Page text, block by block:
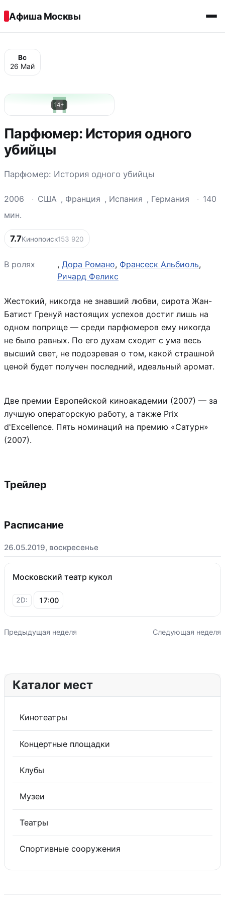
Афиша Москвы
Вс
26 Май
П
14+
Парфюмер: История одного
убийцы
Парфюмер: История одного убийцы
2006 · США , Франция , Испания , Германия · 140
мин.
7.7Кинопоиск153 920
В ролях , Дора Романо, Франсеск Альбиоль,
Ричард Феликс
Жестокий, никогда не знавший любви, сирота Жан-
Батист Гренуй настоящих успехов достиг лишь на
одном поприще — среди парфюмеров ему никогда
не было равных. По его духам сходит с ума весь
высший свет, не подозревая о том, какой страшной
ценой будет получен последний, идеальный аромат.
Две премии Европейской киноакадемии (2007) — за
лучшую операторскую работу, а также Prix
d'Excellence. Пять номинаций на премию «Сатурн»
(2007).
Трейлер
Расписание
26.05.2019, воскресенье
Московский театр кукол
2D: 17:00
Предыдущая неделя Следующая неделя
Каталог мест
Кинотеатры
Концертные площадки
Клубы
Музеи
Театры
Спортивные сооружения